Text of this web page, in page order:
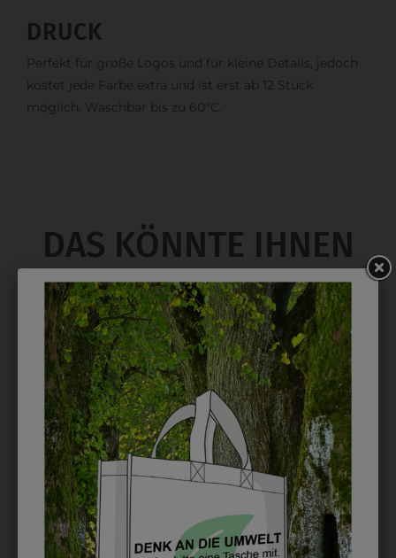
DRUCK
Perfekt für große Logos und für kleine Details, jedoch
kostet jede Farbe extra und ist erst ab 12 Stück
möglich. Waschbar bis zu 60°C.
DAS KÖNNTE IHNEN
AUCH GEFALLEN